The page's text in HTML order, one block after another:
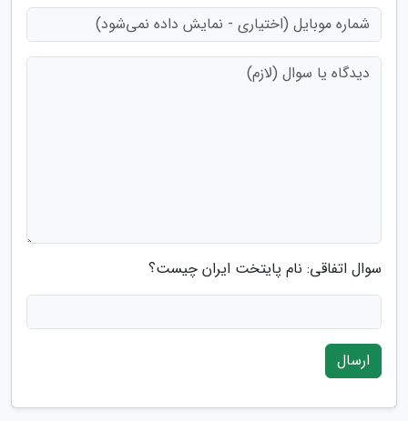
سوال اتفاقی: نام پایتخت ایران چیست؟
ارسال